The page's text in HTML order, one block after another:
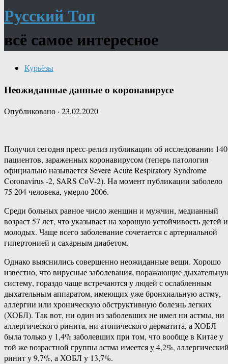
Русский Топ
всё самое интересное
Курьёзы
Неожиданные данные о коронавирусе
Опубликовано · 23.02.2020
Получил сегодня пресс-релиз публикации об исследовании 140
пациентов, зараженных коронавирусом (теперь патология
официально называется Severe Acute Respiratory Syndrome
Coronavirus -2, SARS CoV-2). На момент публикации заболело
75 204 человека, умерло 2006.
Среди больных равное число женщин и мужчин, медианный
возраст 57 лет, что указывает на хорошую устойчивость детей и
молодых. Чаще всего заболевание сочетается с артериальной
гипертонией и сахарным диабетом.
Однако выяснились совершенно неожиданные вещи. Хорошо
известно, что вирусные заболевания, поражающие
систему, гораздо чаще встречаются у людей с ослабленным
дыхательным аппаратом, имеющих уже бронхиальную астму,
аллергии или хроническую обструктивную болезнь легких
(ХОБЛ). Так вот, ни один из заболевших не имел ни астмы, ни
аллергического ринита, ни атопического дерматита, а ХОБЛ
была только у 1,4% заболевших при том, что вообще в Китае у
той же возрастной группы астма имеется у 4,2%,
ринит у 9,7%, а ХОБЛ у 13,7%.